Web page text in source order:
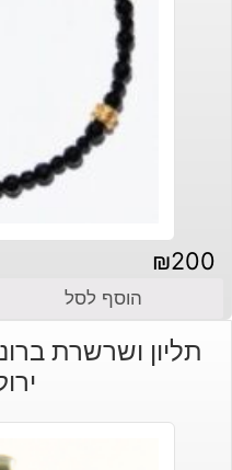
₪200
הוסף לסל
תליון ושרשרת